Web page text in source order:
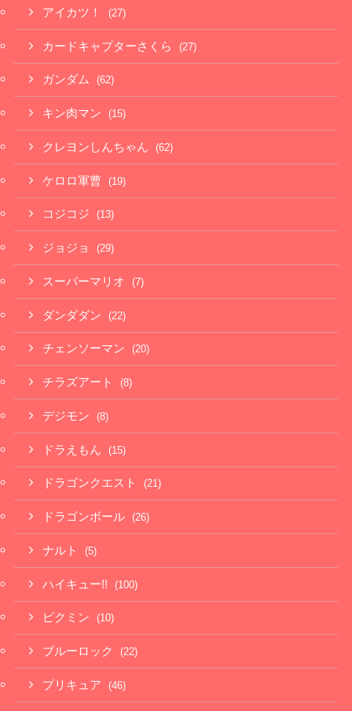
アイカツ！ (27)
カードキャプターさくら (27)
ガンダム (62)
キン肉マン (15)
クレヨンしんちゃん (62)
ケロロ軍曹 (19)
コジコジ (13)
ジョジョ (29)
スーパーマリオ (7)
ダンダダン (22)
チェンソーマン (20)
チラズアート (8)
デジモン (8)
ドラえもん (15)
ドラゴンクエスト (21)
ドラゴンボール (26)
ナルト (5)
ハイキュー!! (100)
ピクミン (10)
ブルーロック (22)
プリキュア (46)